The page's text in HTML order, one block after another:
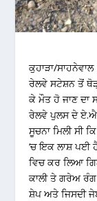
ਕੁਹਾੜਾ/
ਰੇਲਵੇ ਸਟੇਸ਼ਨ ਤੋਂ
ਕੇ ਮੌਤ ਹੋ ਜਾਣ ਦਾ
ਰੇਲਵੇ ਪੁਲਸ ਦੇ
ਸੂਚਨਾ ਮਿਲੀ ਸੀ
‘ਚ ਇਕ ਲਾਸ਼ ਪਈ
ਵਿਚ ਕਰ ਲਿਆ
ਕਾਲੀ ਤੇ ਗਰੇਅ ਰੰਗ
ਸ਼ੇਪ ਅਤੇ ਜਿਸਦੀ